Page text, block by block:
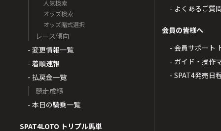
人気検索
オッズ検索
オッズ賭式選択
レース傾向
- 変更情報一覧
- 着順速報
- 払戻金一覧
競走成績
- 本日の騎乗一覧
SPAT4LOTO トリプル馬単
- よくあるご質
会員の皆様へ
- 会員サポート
- ガイド・操作
- SPAT4発売日